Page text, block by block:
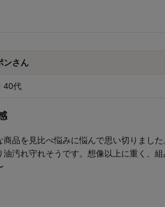
ンさん
40代
商品を見比べ悩みに悩んで思い切りまし
油汚れ守れそうです。想像以上に重く、